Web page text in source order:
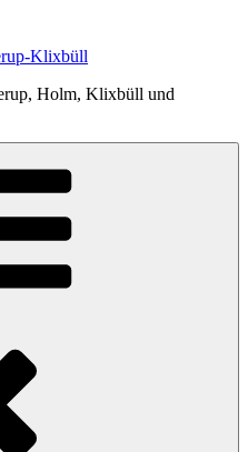
Klixbüll
Holm, Klixbüll und